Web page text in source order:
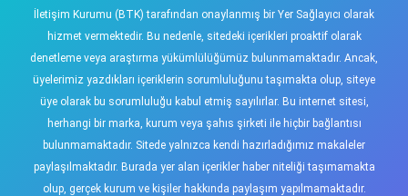
İletişim Kurumu (BTK) tarafından onaylanmış bir Yer Sağlayıcı olarak
hizmet vermektedir. Bu nedenle, sitedeki içerikleri proaktif olarak
denetleme veya araştırma yükümlülüğümüz bulunmamaktadır. Ancak,
üyelerimiz yazdıkları içeriklerin sorumluluğunu taşımakta olup, siteye
üye olarak bu sorumluluğu kabul etmiş sayılırlar. Bu internet sitesi,
herhangi bir marka, kurum veya şahıs şirketi ile hiçbir bağlantısı
bulunmamaktadır. Sitede yalnızca kendi hazırladığımız makaleler
paylaşılmaktadır. Burada yer alan içerikler haber niteliği taşımamakta
olup, gerçek kurum ve kişiler hakkında paylaşım yapılmamaktadır.